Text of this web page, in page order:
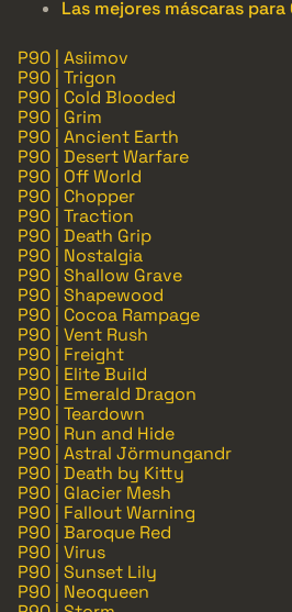
Las mejores máscaras para
P90 | Asiimov
P90 | Trigon
P90 | Cold Blooded
P90 | Grim
P90 | Ancient Earth
P90 | Desert Warfare
P90 | Off World
P90 | Chopper
P90 | Traction
P90 | Death Grip
P90 | Nostalgia
P90 | Shallow Grave
P90 | Shapewood
P90 | Cocoa Rampage
P90 | Vent Rush
P90 | Freight
P90 | Elite Build
P90 | Emerald Dragon
P90 | Teardown
P90 | Run and Hide
P90 | Astral Jörmungandr
P90 | Death by Kitty
P90 | Glacier Mesh
P90 | Fallout Warning
P90 | Baroque Red
P90 | Virus
P90 | Sunset Lily
P90 | Neoqueen